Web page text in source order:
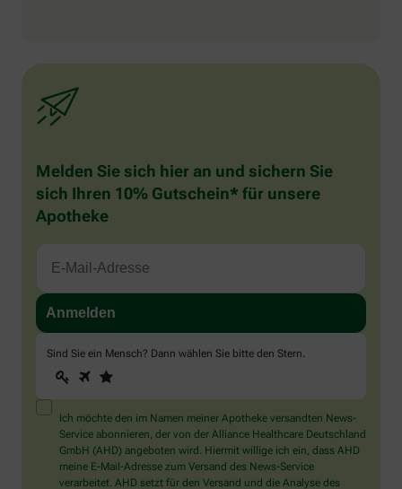
Melden Sie sich hier an und sichern Sie
sich Ihren 10% Gutschein* für unsere
Apotheke
Sind Sie ein Mensch? Dann wählen Sie bitte den Stern.
Sind
Sie
ein
Mensch?
Dann
wählen
Sie
bitte
1 2
Ich möchte den im Namen meiner Apotheke versandten News-
Service abonnieren, der von der Alliance Healthcare Deutschland
GmbH (AHD) angeboten wird. Hiermit willige ich ein, dass AHD
meine E-Mail-Adresse zum Versand des News-Service
verarbeitet. AHD setzt für den Versand und die Analyse des